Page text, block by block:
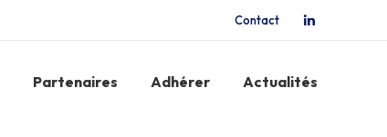
Contact
LinkedIn
Partenaires Adhérer Actualités